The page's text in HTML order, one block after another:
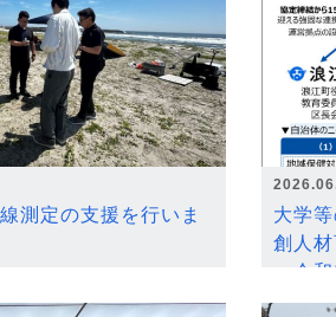
測定の支援を行いま
大学
創人
～令